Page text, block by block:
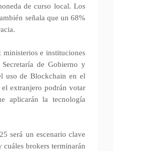
de curso local. Los
señala que un 68%
e instituciones
de Gobierno y
uso de Blockchain en el
extranjero podrán votar
aplicarán la tecnología
será un escenario clave
brokers terminarán